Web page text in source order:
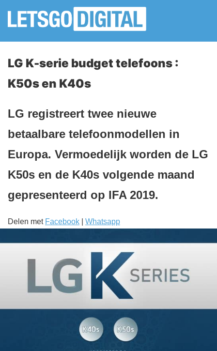
LG K-serie budget telefoons :
K50s en K40s
LG registreert twee nieuwe
betaalbare telefoonmodellen in
Europa. Vermoedelijk worden de LG
K50s en de K40s volgende maand
gepresenteerd op IFA 2019.
Delen met Facebook Whatsapp